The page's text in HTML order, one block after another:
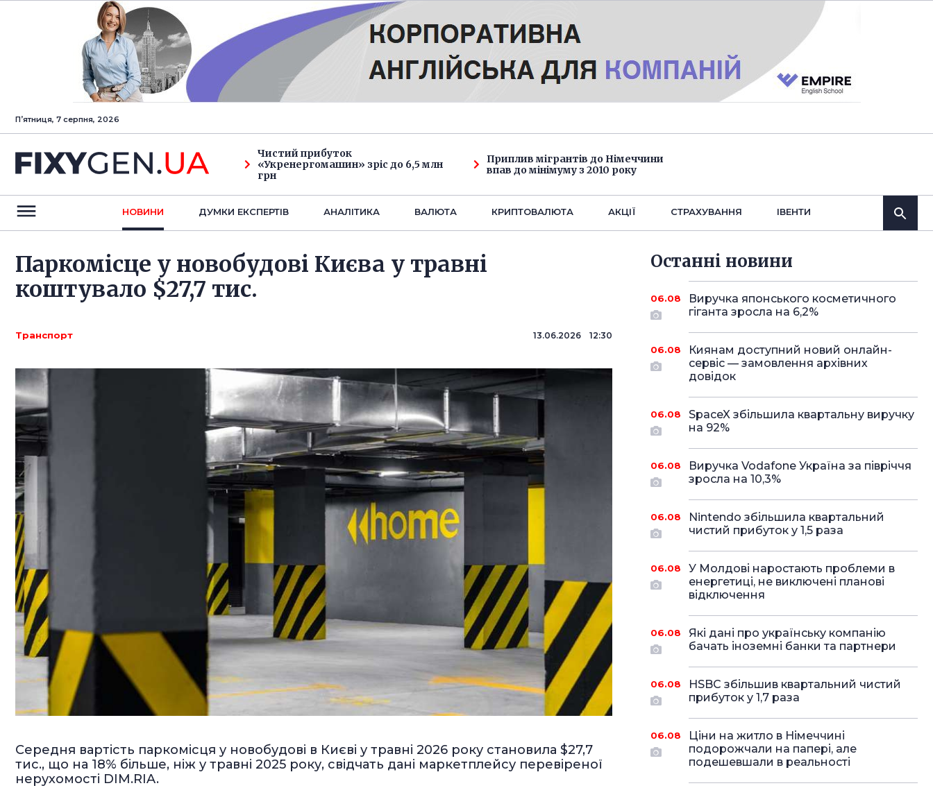
Пʼятниця, 7 серпня, 2026
Чистий прибуток
«Укренергомашин» зріс до 6,5 млн
грн
Приплив мігрантів до Німеччини
впав до мінімуму з 2010 року
НОВИНИ ДУМКИ ЕКСПЕРТIВ АНАЛIТИКА ВАЛЮТА КРИПТОВАЛЮТА АКЦІЇ СТРАХУВАННЯ IВЕНТИ
Паркомісце у новобудові Києва у травні
коштувало $27,7 тис.
Транспорт 13.06.2026 12:30
Середня вартість паркомісця у новобудові в Києві у травні 2026 року становила $27,7
тис., що на 18% більше, ніж у травні 2025 року, свідчать дані маркетплейсу перевіреної
нерухомості DIM.RIA.
Останнi новини
06.08
Виручка японського косметичного
гіганта зросла на 6,2%
06.08
Киянам доступний новий онлайн-
сервіс — замовлення архівних
довідок
06.08
SpaceX збільшила квартальну виручку
на 92%
06.08
Виручка Vodafone Україна за півріччя
зросла на 10,3%
06.08
Nintendo збільшила квартальний
чистий прибуток у 1,5 раза
06.08
У Молдові наростають проблеми в
енергетиці, не виключені планові
відключення
06.08
Які дані про українську компанію
бачать іноземні банки та партнери
06.08
HSBC збільшив квартальний чистий
прибуток у 1,7 раза
06.08
Ціни на житло в Німеччині
подорожчали на папері, але
подешевшали в реальності